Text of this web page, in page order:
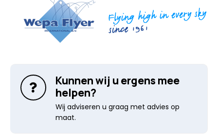
Kunnen wij u ergens mee
helpen?
Wij adviseren u graag met advies op
maat.